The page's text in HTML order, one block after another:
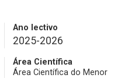
Ano lectivo
2025-2026
Área Científica
Área Científica do Menor